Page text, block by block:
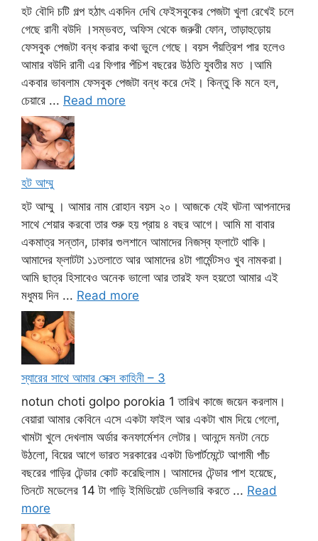
হট বৌদি চটি গল্প হঠাৎ একদিন দেখি ফেইসবুকের পেজটা খুলা রেখেই চলে
গেছে রানী বউদি ।সম্ভবত, অফিস থেকে জরুরী ফোন, তাড়াহুড়োয়
ফেসবুক পেজটা বন্ধ করার কথা ভুলে গেছে। বয়স পঁয়ত্রিশ পার হলেও
আমার বউদি রানী এর ফিগার পঁচিশ বছরের উঠতি যুবতীর মত ।আমি
একবার ভাবলাম ফেসবুক পেজটা বন্ধ করে দেই। কিন্তু কি মনে হল,
চেয়ারে ... Read more
হট আম্মু
হট আম্মু । আমার নাম রোহান বয়স ২০। আজকে যেই ঘটনা আপনাদের
সাথে শেয়ার করবো তার শুরু হয় প্রায় ৪ বছর আগে। আমি মা বাবার
একমাত্র সন্তান, ঢাকার গুলশানে আমাদের নিজস্ব ফ্লাটে থাকি।
আমাদের ফ্লাটটা ১১তলাতে আর আমাদের ৪টা গার্মেন্টসও খুব নামকরা।
আমি ছাত্র হিসাবেও অনেক ভালো আর তারই ফল হয়তো আমার এই
মধুময় দিন ... Read more
স্যারের সাথে আমার সেক্স কাহিনী – 3
notun choti golpo porokia 1 তারিখ কাজে জয়েন করলাম।
বেয়ারা আমার কেবিনে এসে একটা ফাইল আর একটা খাম দিয়ে গেলো,
খামটা খুলে দেখলাম অর্ডার কনফার্মেশন লেটার। আনন্দে মনটা নেচে
উঠলো, বিয়ের আগে ভারত সরকারের একটা ডিপার্টমেন্টে আগামী পাঁচ
বছরের গাড়ির টেন্ডার কোট করেছিলাম। আমাদের টেন্ডার পাশ হয়েছে,
তিনটে মডেলের 14 টা গাড়ি ইমিডিয়েট ডেলিভারি করতে ... Read
more